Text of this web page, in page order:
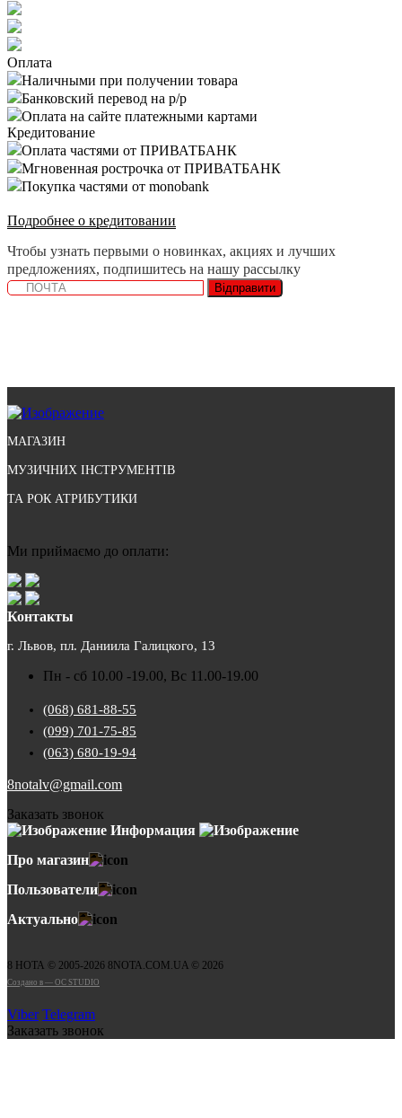
Оплата
Наличными при получении товара
Банковский перевод на р/р
Оплата на сайте платежными картами
Кредитование
Оплата частями от ПРИВАТБАНК
Мгновенная рострочка от ПРИВАТБАНК
Покупка частями от monobank
Подробнее о кредитовании
Чтобы узнать первыми о новинках, акциях и лучших
предложениях, подпишитесь на нашу рассылку
Відправити
МАГАЗИН
МУЗИЧНИХ ІНСТРУМЕНТІВ
ТА РОК АТРИБУТИКИ
Ми приймаємо до оплати:
Контакты
г. Львов, пл. Даниила Галицкого, 13
Пн - сб 10.00 -19.00, Вс 11.00-19.00
(068) 681-88-55
(099) 701-75-85
(063) 680-19-94
8notalv@gmail.com
Заказать звонок
Информация
Про магазин
Пользователи
Актуально
8 НОТА © 2005-2026 8NOTA.COM.UA © 2026
Создано в — OC STUDIO
Viber Telegram
Заказать звонок